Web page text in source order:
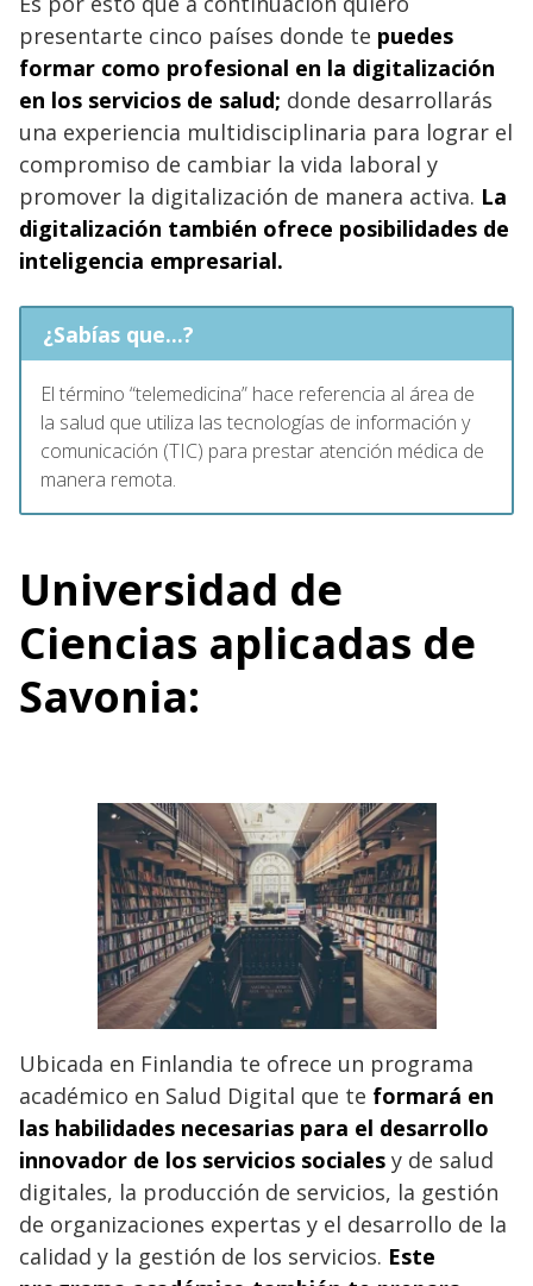
presentarte cinco países donde te puedes
formar como profesional en la digitalización
en los servicios de salud; donde desarrollarás
una experiencia multidisciplinaria para lograr el
compromiso de cambiar la vida laboral y
promover la digitalización de manera activa. La
digitalización también ofrece posibilidades de
inteligencia empresarial.
¿Sabías que...?
El término “telemedicina” hace referencia al área de
la salud que utiliza las tecnologías de información y
comunicación (TIC) para prestar atención médica de
manera remota.
Universidad de
Ciencias aplicadas de
Savonia:
Ubicada en Finlandia te ofrece un programa
académico en Salud Digital que te formará en
las habilidades necesarias para el desarrollo
innovador de los servicios sociales y de salud
digitales, la producción de servicios, la gestión
de organizaciones expertas y el desarrollo de la
calidad y la gestión de los servicios. Este